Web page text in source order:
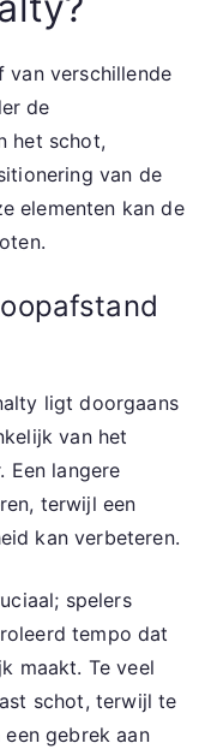
van verschillende
de
het schot,
van de
elementen kan de
ligt doorgaans
van het
Een langere
terwijl een
kan verbeteren.
spelers
tempo dat
maakt. Te veel
schot, terwijl te
gebrek aan